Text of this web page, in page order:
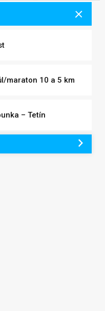
maraton 10 a 5 km
– Tetín